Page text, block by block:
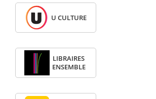
U CULTURE
LIBRAIRES
ENSEMBLE